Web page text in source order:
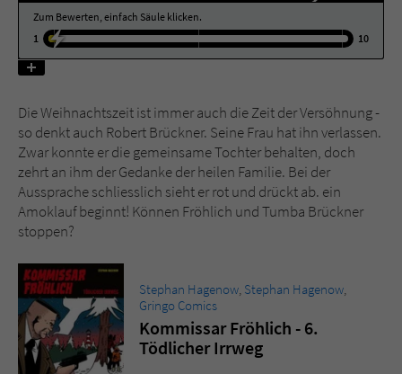
Zum Bewerten, einfach Säule klicken.
1
10
Die Weihnachtszeit ist immer auch die Zeit der Versöhnung -
so denkt auch Robert Brückner. Seine Frau hat ihn verlassen.
Zwar konnte er die gemeinsame Tochter behalten, doch
zehrt an ihm der Gedanke der heilen Familie. Bei der
Aussprache schliesslich sieht er rot und drückt ab. ein
Amoklauf beginnt! Können Fröhlich und Tumba Brückner
stoppen?
Stephan Hagenow Stephan Hagenow
Gringo Comics
Kommissar Fröhlich - 6.
Tödlicher Irrweg
Name tx_pwcomments_ahash
Laufzeit 1 Jahr
Zweck Cookie für Kommentare einzelner Buchtitel
Name
Anbieter
Laufzeit Session
Dieses Cookie gewährleistet die